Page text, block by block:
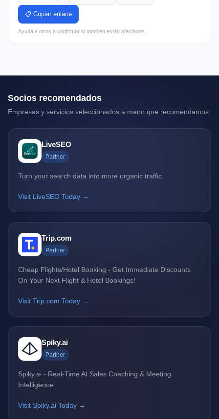
📋 Copiar enlace
Ayuda a otros a confirmar si también están afectados.
Socios recomendados
Empresas y servicios seleccionados a mano que recomendamos.
LiveSEO
Partner
Turn your search data into more organic traffic
Visit LiveSEO Today →
Trip.com
Partner
Cheap Flights/Hotel Booking - Get Immediate Discounts
On Your Next Flight & Hotel Bookings!
Visit Trip.com Today →
Spiky.ai
Partner
Spiky.ai - Real-Time AI Sales Coaching & Meeting
Intelligence
Visit Spiky.ai Today →